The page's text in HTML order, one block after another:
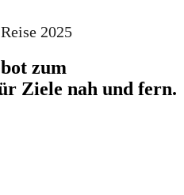
2025
zum
Ziele nah und fern.